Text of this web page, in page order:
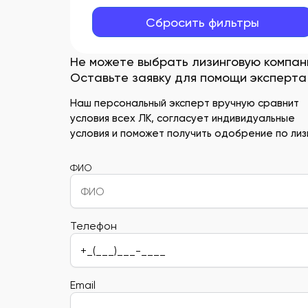
Сбросить фильтры
Не можете выбрать лизинговую
Оставьте заявку для помощи эксперта
Наш персональный эксперт вручную сравнит
условия всех ЛК, согласует индивидуальные
условия и поможет получить одобрение по
ФИО
Телефон
Email